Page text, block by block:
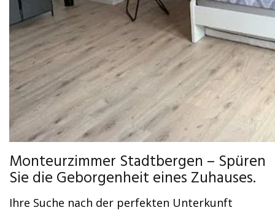
Monteurzimmer Stadtbergen – Spüren
Sie die Geborgenheit eines Zuhauses.
Ihre Suche nach der perfekten Unterkunft